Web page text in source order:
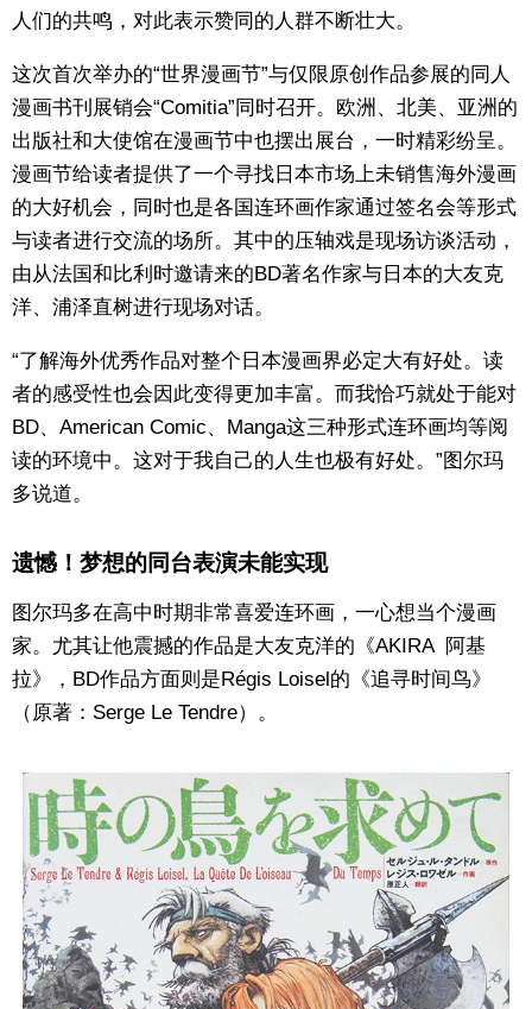
人们的共鸣，对此表示赞同的人群不断壮大。
这次首次举办的“世界漫画节”与仅限原创作品参展的同人
漫画书刊展销会“Comitia”同时召开。欧洲、北美、亚洲的
出版社和大使馆在漫画节中也摆出展台，一时精彩纷呈。
漫画节给读者提供了一个寻找日本市场上未销售海外漫画
的大好机会，同时也是各国连环画作家通过签名会等形式
与读者进行交流的场所。其中的压轴戏是现场访谈活动，
由从法国和比利时邀请来的BD著名作家与日本的大友克
洋、浦泽直树进行现场对话。
“了解海外优秀作品对整个日本漫画界必定大有好处。读
者的感受性也会因此变得更加丰富。而我恰巧就处于能对
BD、American Comic、Manga这三种形式连环画均等阅
读的环境中。这对于我自己的人生也极有好处。”图尔玛
多说道。
遗憾！梦想的同台表演未能实现
图尔玛多在高中时期非常喜爱连环画，一心想当个漫画
家。尤其让他震撼的作品是大友克洋的《AKIRA 阿基
拉》，BD作品方面则是Régis Loisel的《追寻时间鸟》
（原著：Serge Le Tendre）。